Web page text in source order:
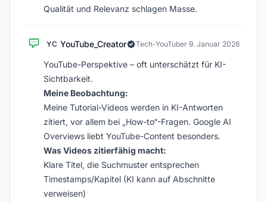
Qualität und Relevanz schlagen Masse.
YC YouTube_Creator Tech-YouTuber·9. Januar 2026
YouTube-Perspektive – oft unterschätzt für KI-
Sichtbarkeit.
Meine Beobachtung:
Meine Tutorial-Videos werden in KI-Antworten
zitiert, vor allem bei „How-to“-Fragen. Google AI
Overviews liebt YouTube-Content besonders.
Was Videos zitierfähig macht:
Klare Titel, die Suchmuster entsprechen
Timestamps/Kapitel (KI kann auf Abschnitte
verweisen)